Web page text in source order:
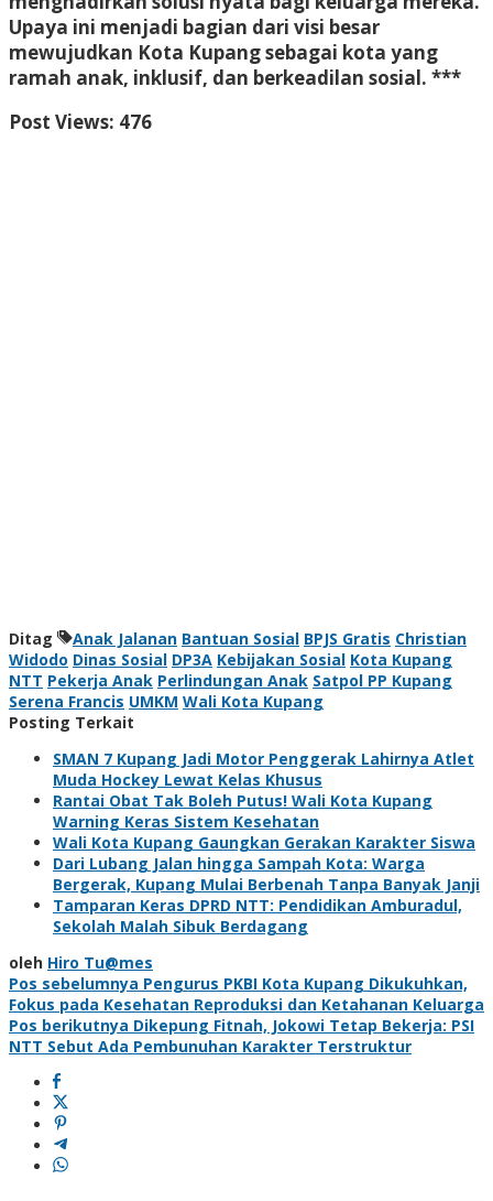
Upaya ini menjadi bagian dari visi besar
mewujudkan Kota Kupang sebagai kota yang
ramah anak, inklusif, dan berkeadilan sosial. ***
Post Views: 476
Ditag Anak Jalanan Bantuan Sosial BPJS Gratis Christian
Widodo Dinas Sosial DP3A Kebijakan Sosial Kota Kupang
NTT Pekerja Anak Perlindungan Anak Satpol PP Kupang
Serena Francis UMKM Wali Kota Kupang
Posting Terkait
SMAN 7 Kupang Jadi Motor Penggerak Lahirnya Atlet
Muda Hockey Lewat Kelas Khusus
Rantai Obat Tak Boleh Putus! Wali Kota Kupang
Warning Keras Sistem Kesehatan
Wali Kota Kupang Gaungkan Gerakan Karakter Siswa
Dari Lubang Jalan hingga Sampah Kota: Warga
Bergerak, Kupang Mulai Berbenah Tanpa Banyak Janji
Tamparan Keras DPRD NTT: Pendidikan Amburadul,
Sekolah Malah Sibuk Berdagang
oleh Hiro Tu@mes
Navigasi
pos
Pos sebelumnya Pengurus PKBI Kota Kupang Dikukuhkan,
Fokus pada Kesehatan Reproduksi dan Ketahanan Keluarga
Pos berikutnya Dikepung Fitnah, Jokowi Tetap Bekerja: PSI
NTT Sebut Ada Pembunuhan Karakter Terstruktur